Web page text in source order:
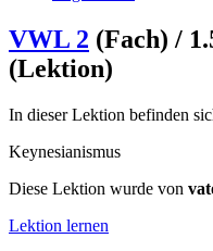
VWL 2 (Fach) /
(Lektion)
In dieser Lektion befinden
Keynesianismus
Diese Lektion wurde von
Lektion lernen